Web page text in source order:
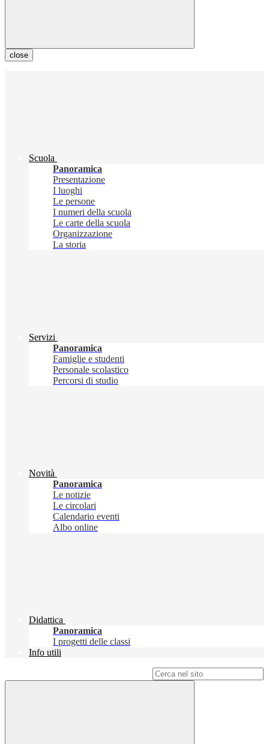
close
Scuola
Panoramica
Presentazione
I luoghi
Le persone
I numeri della scuola
Le carte della scuola
Organizzazione
La storia
Servizi
Panoramica
Famiglie e studenti
Personale scolastico
Percorsi di studio
Novità
Panoramica
Le notizie
Le circolari
Calendario eventi
Albo online
Didattica
Panoramica
I progetti delle classi
Info utili